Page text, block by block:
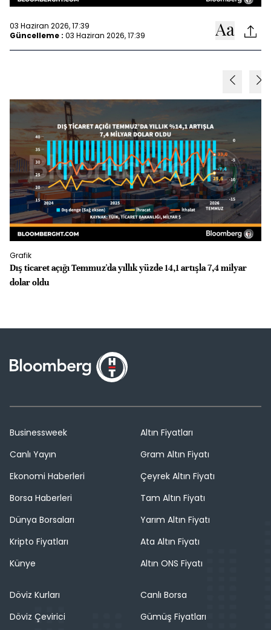
03 Haziran 2026, 17:39
Güncelleme : 03 Haziran 2026, 17:39
Grafik
Dış ticaret açığı Temmuz'da yıllık yüzde 14,1 artışla 7,4 milyar
dolar oldu
Businessweek
Canlı Yayın
Ekonomi Haberleri
Borsa Haberleri
Dünya Borsaları
Kripto Fiyatları
Künye
Altın Fiyatları
Gram Altın Fiyatı
Çeyrek Altın Fiyatı
Tam Altın Fiyatı
Yarım Altın Fiyatı
Ata Altın Fiyatı
Altın ONS Fiyatı
Döviz Kurları
Döviz Çevirici
Canlı Borsa
Gümüş Fiyatları